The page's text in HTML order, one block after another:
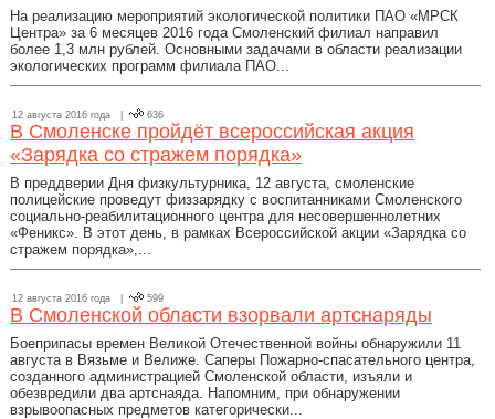
На реализацию мероприятий экологической политики ПАО «МРСК
Центра» за 6 месяцев 2016 года Смоленский филиал направил
более 1,3 млн рублей. Основными задачами в области реализации
экологических программ филиала ПАО...
12 августа 2016 года | 636
В Смоленске пройдёт всероссийская акция
«Зарядка со стражем порядка»
В преддверии Дня физкультурника, 12 августа, смоленские
полицейские проведут физзарядку с воспитанниками Смоленского
социально-реабилитационного центра для несовершеннолетних
«Феникс». В этот день, в рамках Всероссийской акции «Зарядка со
стражем порядка»,...
12 августа 2016 года | 599
В Смоленской области взорвали артснаряды
Боеприпасы времен Великой Отечественной войны обнаружили 11
августа в Вязьме и Велиже. Саперы Пожарно-спасательного центра,
созданного администрацией Смоленской области, изъяли и
обезвредили два артснаяда. Напомним, при обнаружении
взрывоопасных предметов категорически...